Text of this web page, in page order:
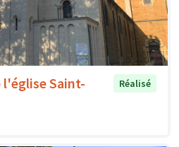
l'église Saint-
Réalisé